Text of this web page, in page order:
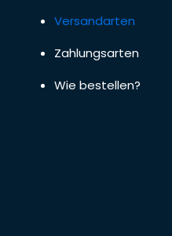
Versandarten
Zahlungsarten
Wie bestellen?